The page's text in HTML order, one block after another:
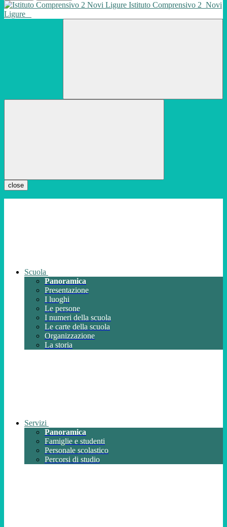
Istituto Comprensivo 2 Novi
Ligure
close
Scuola
Panoramica
Presentazione
I luoghi
Le persone
I numeri della scuola
Le carte della scuola
Organizzazione
La storia
Servizi
Panoramica
Famiglie e studenti
Personale scolastico
Percorsi di studio